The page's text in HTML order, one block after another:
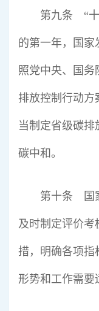
第九条 “十
的第一年，国
照党中央、国务
排放控制行动方
当制定省级碳
碳中和。
第十条 国
及时制定评价考
措，明确各项指
形势和工作需要